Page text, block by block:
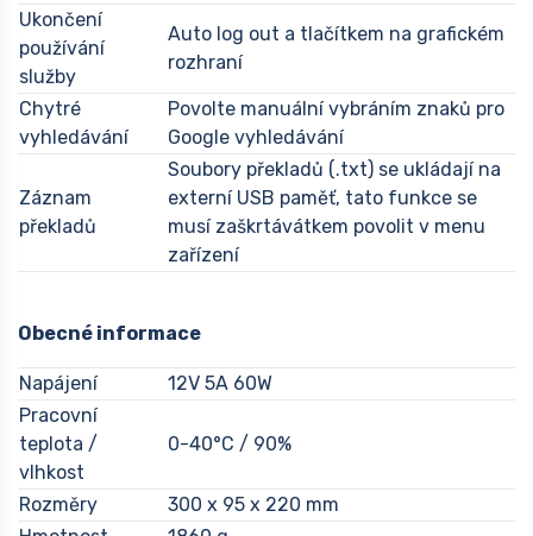
Ukončení
používání
služby
Auto log out a tlačítkem na grafickém
rozhraní
Chytré
vyhledávání
Povolte manuální vybráním znaků pro
Google vyhledávání
Záznam
překladů
Soubory překladů (.txt) se ukládají na
externí USB paměť, tato funkce se
musí zaškrtávátkem povolit v menu
zařízení
Obecné informace
Napájení
12V 5A 60W
Pracovní
teplota /
vlhkost
0-40°C / 90%
Rozměry
300 x 95 x 220 mm